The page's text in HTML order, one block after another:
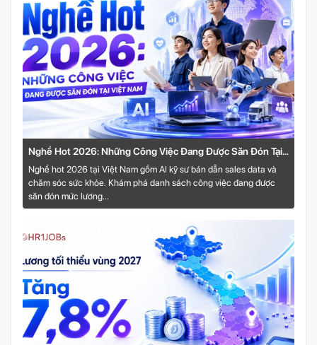
Nghề Hot 2026: Những Công Việc Đang Được Săn Đón Tại
Việt Nam
Nghề hot 2026 tại Việt Nam gồm AI kỹ sư bán dẫn sales data và
chăm sóc sức khỏe. Khám phá danh sách công việc đang được
săn đón mức lương...